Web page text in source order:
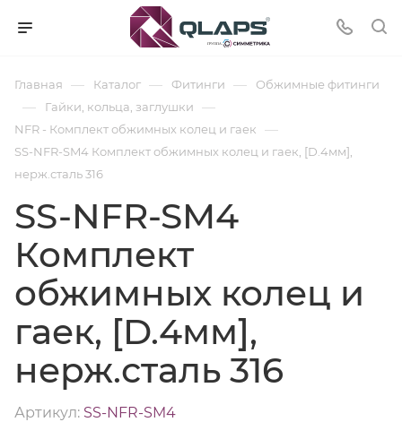
Главная — Каталог — Фитинги — Обжимные фитинги
— Гайки, кольца, заглушки —
NFR - Комплект обжимных колец и гаек —
SS-NFR-SM4 Комплект обжимных колец и гаек, [D.4мм],
нерж.сталь 316
SS-NFR-SM4
Комплект
обжимных колец и
гаек, [D.4мм],
нерж.сталь 316
Артикул: SS-NFR-SM4